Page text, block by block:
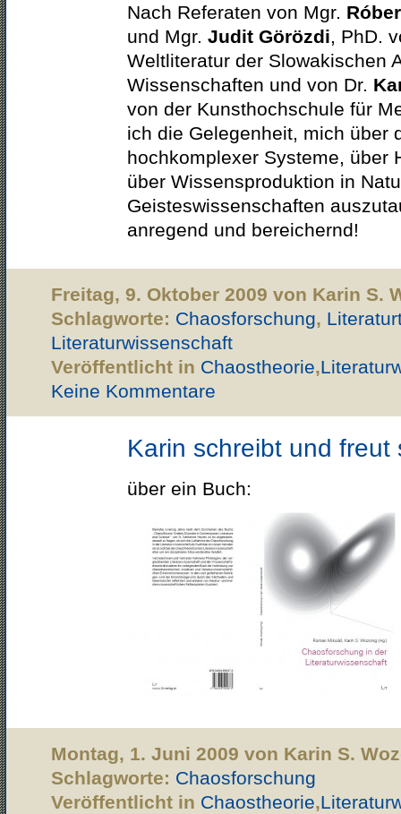
Nach Referaten von Mgr.
und Mgr. Judit Görözdi, PhD.
Weltliteratur der Slowakischen
Wissenschaften und von Dr.
von der Kunsthochschule für
ich die Gelegenheit, mich über
hochkomplexer Systeme, über
über Wissensproduktion in
Geisteswissenschaften
anregend und bereichernd!
Freitag, 9. Oktober 2009 von Karin S.
Schlagworte: Chaosforschung,
Literaturwissenschaft
Veröffentlicht in Chaostheorie,
Keine Kommentare
Karin schreibt und freut
über ein Buch:
Montag, 1. Juni 2009 von Karin S.
Schlagworte: Chaosforschung
Veröffentlicht in Chaostheorie,